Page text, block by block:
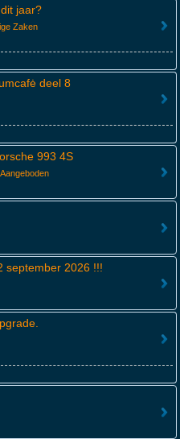
jaar?
Zaken
deel 8
993 4S
september 2026 !!!